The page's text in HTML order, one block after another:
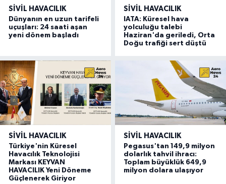
SIVIL HAVACILIK
Dünyanın en uzun tarifeli
uçuşları: 24 saati aşan
yeni dönem başladı
SIVIL HAVACILIK
IATA: Küresel hava
yolculuğu talebi
Haziran'da geriledi, Orta
Doğu trafiği sert düştü
SIVIL HAVACILIK
Türkiye'nin Küresel
Havacılık Teknolojisi
Markası KEYVAN
HAVACILIK Yeni Döneme
Güçlenerek Giriyor
SIVIL HAVACILIK
Pegasus'tan 149,9 milyon
dolarlık tahvil ihracı:
Toplam büyüklük 649,9
milyon dolara ulaşıyor